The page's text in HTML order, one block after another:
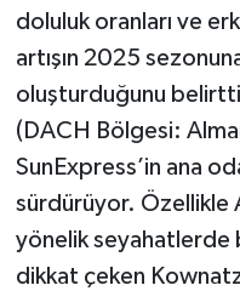
doluluk oranları ve
artışın 2025
oluşturduğunu
(DACH Bölgesi:
SunExpress’in ana
sürdürüyor. Özellikle
yönelik seyahatlerde
dikkat çeken